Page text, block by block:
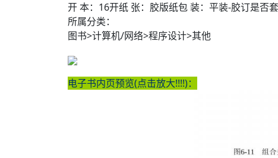
开 本：16开纸 张：胶版纸包 装：平装-胶订是否
所属分类：
图书>计算机/网络>程序设计>其他
电子书内页预览(点击放大!!!!)：